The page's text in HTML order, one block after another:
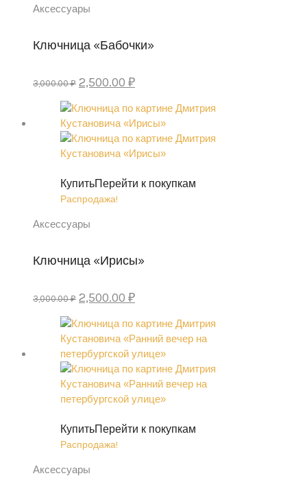
Аксессуары
Ключница «Бабочки»
3,000.00 ₽ Первоначальная
составляла
3,000.00 ₽.
2,500.00 ₽Текущая
2,500.00 ₽.
КупитьПерейти к покупкам
Распродажа!
Аксессуары
Ключница «Ирисы»
3,000.00 ₽ Первоначальная
составляла
3,000.00 ₽.
2,500.00 ₽Текущая
2,500.00 ₽.
КупитьПерейти к покупкам
Распродажа!
Аксессуары